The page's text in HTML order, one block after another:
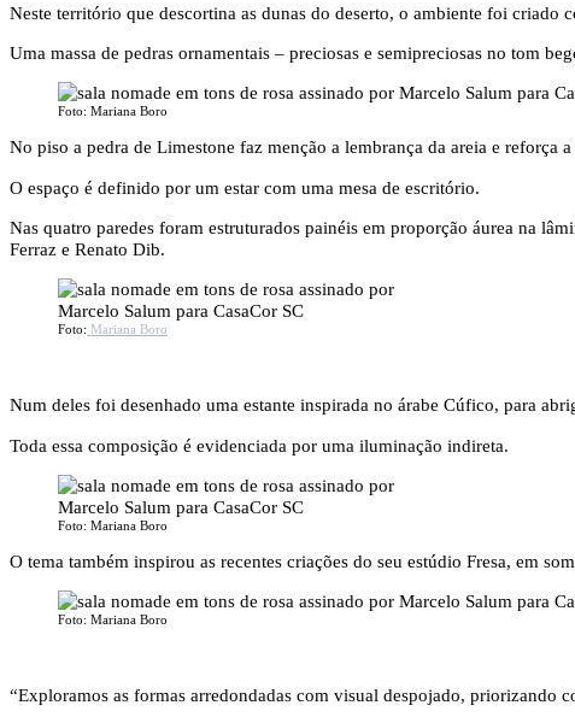
Neste território que descortina as dunas do deserto, o ambiente foi criado
Uma massa de pedras ornamentais – preciosas e semipreciosas no tom
Foto: Mariana Boro
No piso a pedra de Limestone faz menção a lembrança da areia e reforça
O espaço é definido por um estar com uma mesa de escritório.
Nas quatro paredes foram estruturados painéis em proporção áurea na
Ferraz e Renato Dib.
Foto: Mariana Boro
Num deles foi desenhado uma estante inspirada no árabe Cúfico, para
Toda essa composição é evidenciada por uma iluminação indireta.
Foto: Mariana Boro
O tema também inspirou as recentes criações do seu estúdio Fresa, em
Foto: Mariana Boro
“Exploramos as formas arredondadas com visual despojado, priorizando